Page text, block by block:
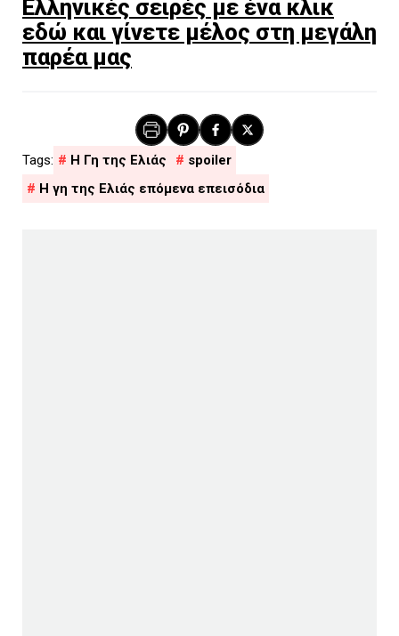
Ελληνικές σειρές με ένα κλικ
εδώ και γίνετε μέλος στη μεγάλη
παρέα μας
H Γη της Ελιάς
spoiler
Η γη της Ελιάς επόμενα επεισόδια